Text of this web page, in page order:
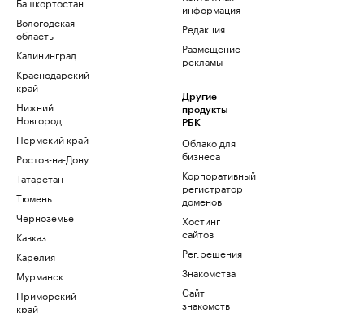
Вологодская
область
Калининград
Краснодарский
край
Нижний
Новгород
Пермский край
Ростов-на-Дону
Татарстан
Тюмень
Черноземье
Кавказ
Карелия
Мурманск
Приморский
край
информация
Редакция
Размещение
рекламы
Другие
продукты
РБК
Облако для
бизнеса
Корпоративный
регистратор
доменов
Хостинг
сайтов
Рег.решения
Знакомства
Сайт
знакомств